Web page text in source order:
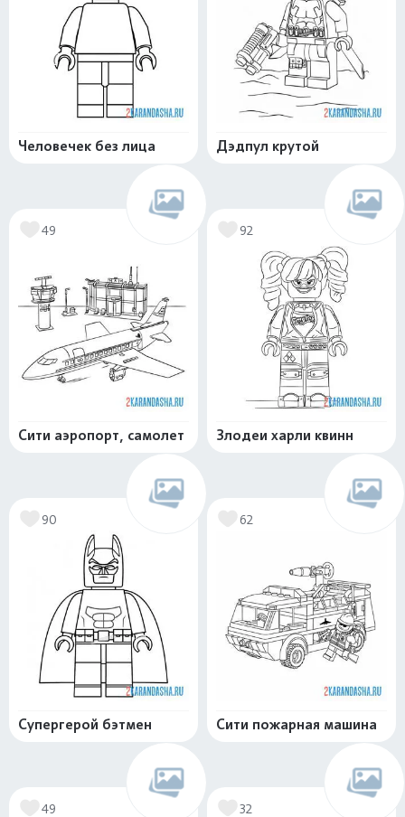
Человечек без лица Дэдпул крутой
49
Сити аэропорт, самолет
92
Злодеи харли квинн
90
Супергерой бэтмен
62
Сити пожарная машина
49 32